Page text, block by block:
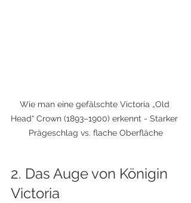
Wie man eine gefälschte Victoria „Old
Head“ Crown (1893–1900) erkennt - Starker
Prägeschlag vs. flache Oberfläche
2. Das Auge von Königin
Victoria